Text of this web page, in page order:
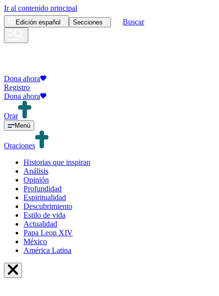
Ir al contenido principal
Edición español Secciones Buscar
Dona ahora
Registro
Dona ahora
Orar
Menú
Oraciones
Historias que inspiran
Análisis
Opinión
Profundidad
Espiritualidad
Descubrimiento
Estilo de vida
Actualidad
Papa Leon XIV
México
América Latina